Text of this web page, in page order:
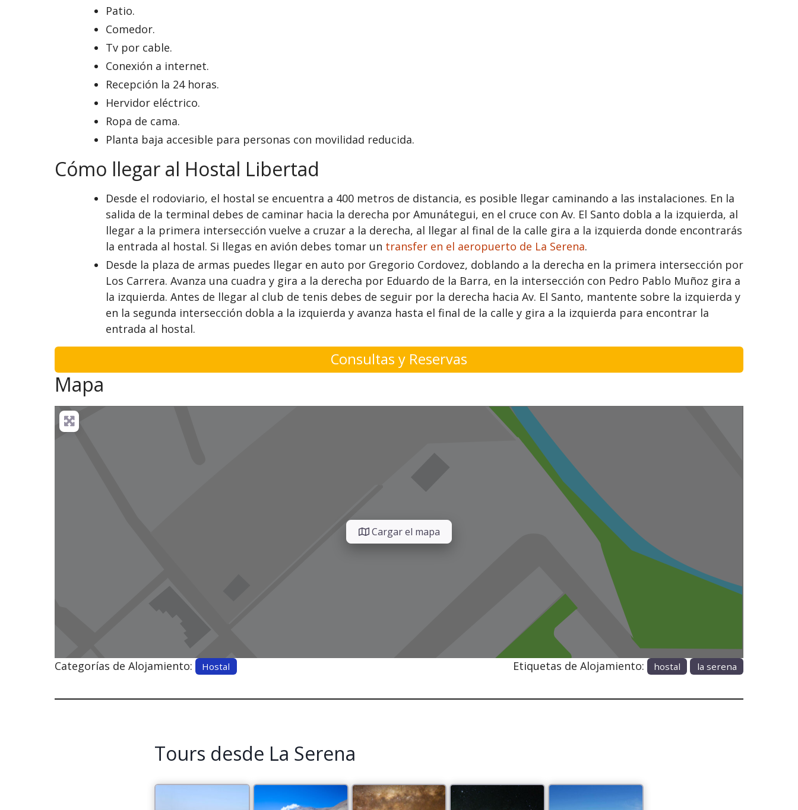
Patio.
Comedor.
Tv por cable.
Conexión a internet.
Recepción la 24 horas.
Hervidor eléctrico.
Ropa de cama.
Planta baja accesible para personas con movilidad reducida.
Cómo llegar al Hostal Libertad
Desde el rodoviario, el hostal se encuentra a 400 metros de distancia, es posible llegar caminando a las instalaciones. En la
salida de la terminal debes de caminar hacia la derecha por Amunátegui, en el cruce con Av. El Santo dobla a la izquierda, al
llegar a la primera intersección vuelve a cruzar a la derecha, al llegar al final de la calle gira a la izquierda donde encontrarás
la entrada al hostal. Si llegas en avión debes tomar un transfer en el aeropuerto de La Serena.
Desde la plaza de armas puedes llegar en auto por Gregorio Cordovez, doblando a la derecha en la primera intersección por
Los Carrera. Avanza una cuadra y gira a la derecha por Eduardo de la Barra, en la intersección con Pedro Pablo Muñoz gira a
la izquierda. Antes de llegar al club de tenis debes de seguir por la derecha hacia Av. El Santo, mantente sobre la izquierda y
en la segunda intersección dobla a la izquierda y avanza hasta el final de la calle y gira a la izquierda para encontrar la
entrada al hostal.
Consultas y Reservas
Mapa
Cargar el mapa
Categorías de Alojamiento: Hostal Etiquetas de Alojamiento: hostal la serena
Tours desde La Serena